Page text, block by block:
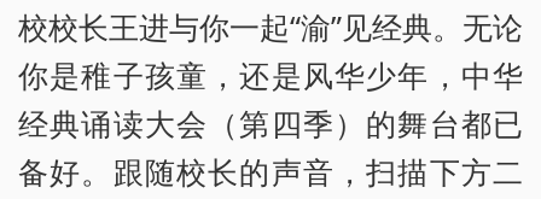
校校长王进与你一起“渝”见经典。无论
你是稚子孩童，还是风华少年，中华
经典诵读大会（第四季）的舞台都已
备好。跟随校长的声音，扫描下方二